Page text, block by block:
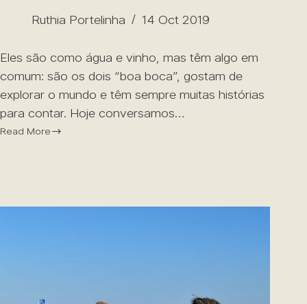
Ruthia Portelinha
14 Oct 2019
Eles são como água e vinho, mas têm algo em
comum: são os dois “boa boca”, gostam de
explorar o mundo e têm sempre muitas histórias
para contar. Hoje conversamos…
Read More